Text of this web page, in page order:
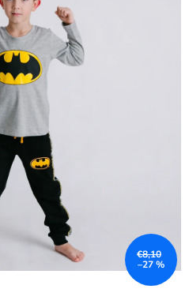
€8,10
–27 %